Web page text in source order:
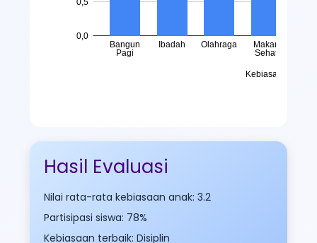
Hasil Evaluasi
Nilai rata-rata kebiasaan anak: 3.2
Partisipasi siswa: 78%
Kebiasaan terbaik: Disiplin